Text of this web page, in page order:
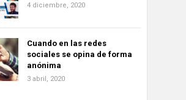
4 diciembre, 2020
Cuando en las redes
sociales se opina de forma
anónima
3 abril, 2020